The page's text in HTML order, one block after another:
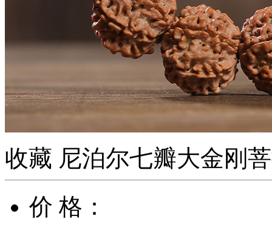
收藏 尼泊尔七瓣大金刚
价 格：